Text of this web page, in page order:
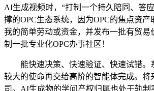
AI生成视频时，“打制一个持久陪同、答
撑的OPC生态系统，因为OPC的焦点资
我的简单劳动或资金，并发布一批有贸易
制一批专业化OPC办事社区！
能快速决策、快速验证、快速试错。
较大的使命再交给高阶的智能体完成。将
司。AI生成物的学问产权归属也处于轨制